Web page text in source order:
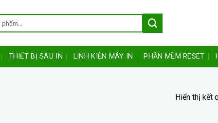
THIẾT BỊ SAU IN LINH KIỆN MÁY IN PHẦN MỀM RESET
Hiển thị kết